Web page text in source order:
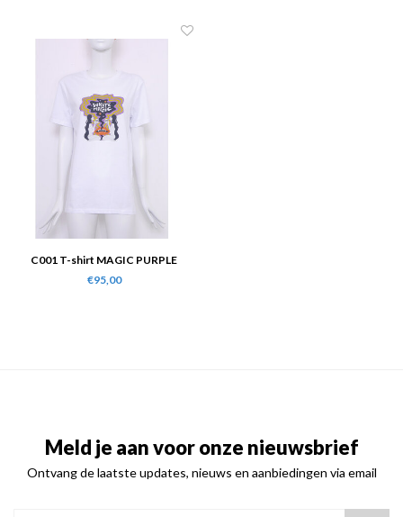
C001 T-shirt MAGIC PURPLE
€95,00
Meld je aan voor onze nieuwsbrief
Ontvang de laatste updates, nieuws en aanbiedingen via email